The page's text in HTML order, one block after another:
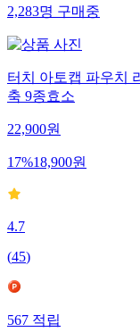
2,283명구매중
터치 아토캡 파우치
축 9종효소
22,900원
17%18,900원
4.7
(45)
567적립